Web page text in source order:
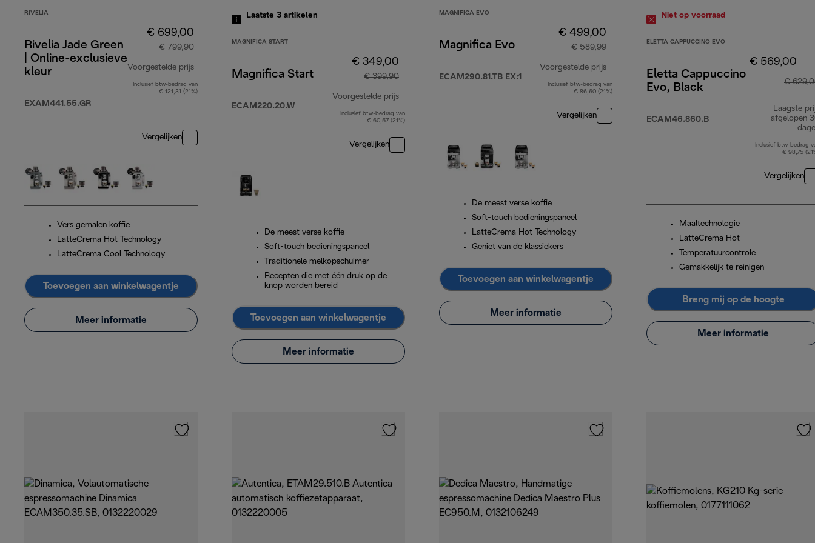
RIVELIA
Rivelia Jade Green
| Online-exclusieve
kleur
EXAM441.55.GR
€ 699,00
€ 799,90
Voorgestelde prijs
originele prijs € 799,90
Inclusief btw-bedrag van
€ 121,31 (21%)
Vergelijken
Vers gemalen koffie
LatteCrema Hot Technology
LatteCrema Cool Technology
Toevoegen aan winkelwagentje
Meer informatie
Laatste 3 artikelen
MAGNIFICA START
Magnifica Start
ECAM220.20.W
€ 349,00
€ 399,90
Voorgestelde prijs
originele prijs € 399,90
Inclusief btw-bedrag van
€ 60,57 (21%)
Vergelijken
De meest verse koffie
Soft-touch bedieningspaneel
Traditionele melkopschuimer
Recepten die met één druk op de
knop worden bereid
Toevoegen aan winkelwagentje
Meer informatie
MAGNIFICA EVO
Magnifica Evo
ECAM290.81.TB EX:1
€ 499,00
€ 589,99
Voorgestelde prijs
originele prijs € 589,99
Inclusief btw-bedrag van
€ 86,60 (21%)
Vergelijken
De meest verse koffie
Soft-touch bedieningspaneel
LatteCrema Hot Technology
Geniet van de klassiekers
Toevoegen aan winkelwagentje
Meer informatie
Niet op voorraad
ELETTA CAPPUCCINO EVO
Eletta Cappuccino
Evo, Black
ECAM46.860.B
€ 569,00
€
Laagste
afgelopen
Inclusief btw-bedrag
€ 98,75
Vergelijken
Maaltechnologie
LatteCrema Hot
Temperatuurcontrole
Gemakkelijk te reinigen
Breng mij op de hoogte
Meer informatie